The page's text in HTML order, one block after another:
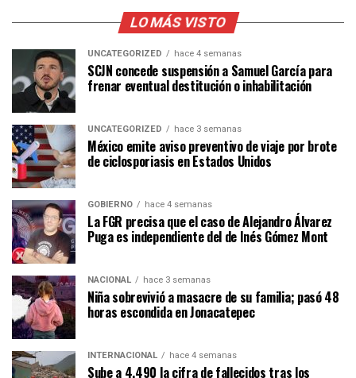
LO MÁS VISTO
UNCATEGORIZED hace 4 semanas
SCJN concede suspensión a Samuel García para
frenar eventual destitución o inhabilitación
UNCATEGORIZED hace 3 semanas
México emite aviso preventivo de viaje por brote
de ciclosporiasis en Estados Unidos
GOBIERNO hace 4 semanas
La FGR precisa que el caso de Alejandro Álvarez
Puga es independiente del de Inés Gómez Mont
NACIONAL hace 3 semanas
Niña sobrevivió a masacre de su familia; pasó 48
horas escondida en Jonacatepec
INTERNACIONAL hace 4 semanas
Sube a 4.490 la cifra de fallecidos tras los